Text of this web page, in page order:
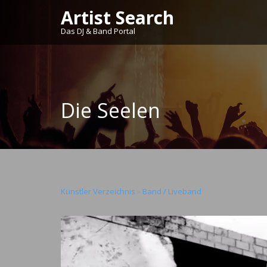
Artist Search
Das DJ & Band Portal
Die Seelen
Künstler Verzeichnis Band / Liveband